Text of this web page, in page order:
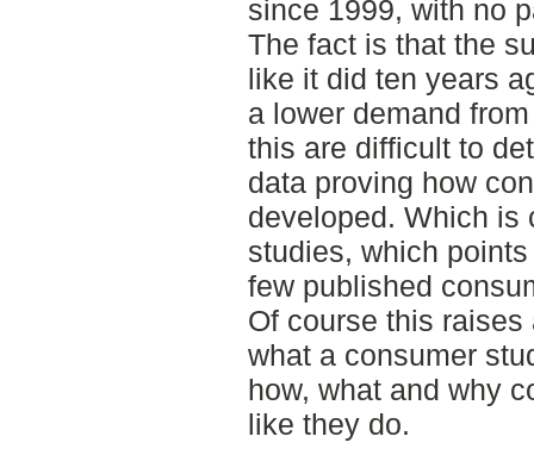
since 1999, with no
The fact is that the
like it did ten years
a lower demand
this are difficult to
data proving how
developed. Which is
studies, which
few published
Of course this
what a consumer
how, what and why
like they do.